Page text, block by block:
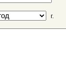
г.